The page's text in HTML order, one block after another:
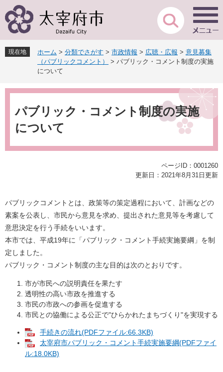
ー
先
頭
。
ニ
を
飛
て
現在地 ホーム > 分類でさがす > 市政情報 > 広聴・広報 > 意見募集
（パブリックコメント）
> パブリック・コメント制度の実施
について
本
パブリック・コメント制度の実施
について
ページID：0001260
更新日：2021年8月31日更新
パブリックコメントとは、政策等の策定過程において、計画などの
素案を公表し、市民から意見を求め、提出された意見等を考慮して
意思決定を行う手続をいいます。
本市では、平成19年に「パブリック・コメント手続実施要綱」を制
定しました。
パブリック・コメント制度の主な目的は次のとおりです。
市が市民への説明責任を果たす
透明性の高い市政を推進する
市民の市政への参画を促進する
市民との協働による公正で"ひらかれたまちづくり"を実現する
手続きの流れ(PDFファイル:66.3KB)
太宰府市パブリック・コメント手続実施要綱(PDFファイ
ル:18.0KB)